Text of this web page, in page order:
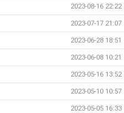
2023-08-16 22:22
2023-07-17 21:07
2023-06-28 18:51
2023-06-08 10:21
2023-05-16 13:52
2023-05-10 10:57
2023-05-05 16:33